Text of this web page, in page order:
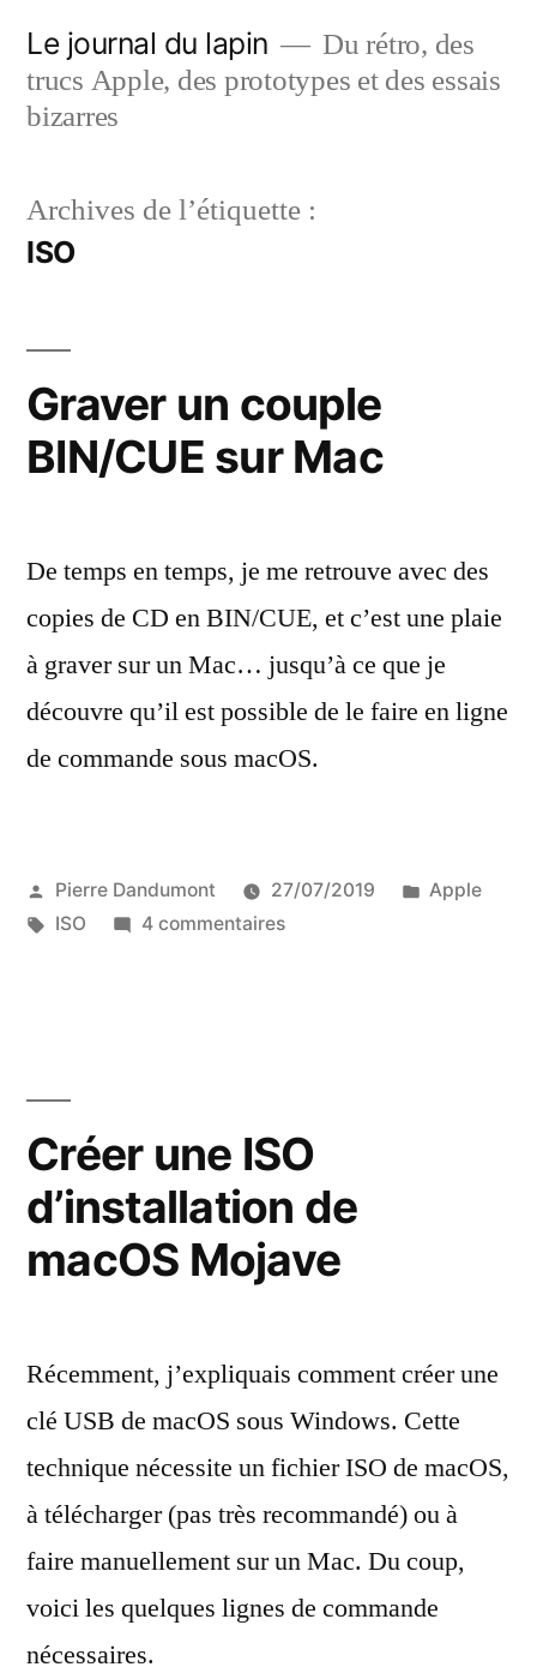
contenu
Le journal du lapin
Du rétro, des
trucs Apple, des prototypes et des essais
bizarres
Archives de l’étiquette :
ISO
Graver un couple
BIN/CUE sur Mac
De temps en temps, je me retrouve avec des
copies de CD en BIN/CUE, et c’est une plaie
à graver sur un Mac… jusqu’à ce que je
découvre qu’il est possible de le faire en ligne
de commande sous macOS.
Publié
par
Pierre Dandumont 27/07/2019
Publié
Apple
Étiquettes :
ISO 4 commentairessur
Créer une ISO
d’installation de
macOS Mojave
Récemment, j’expliquais comment créer une
clé USB de macOS sous Windows. Cette
technique nécessite un fichier ISO de macOS,
à télécharger (pas très recommandé) ou à
faire manuellement sur un Mac. Du coup,
voici les quelques lignes de commande
nécessaires.